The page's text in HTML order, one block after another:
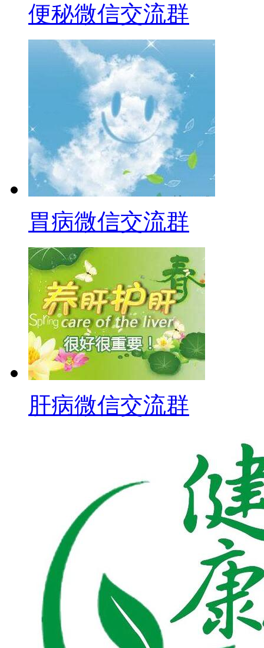
便秘微信交流群
胃病微信交流群
肝病微信交流群